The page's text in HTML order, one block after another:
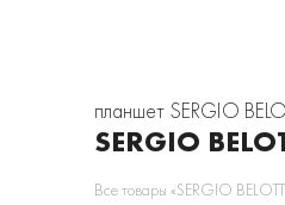
планшет SERGIO
SERGIO
Все товары «SERGIO